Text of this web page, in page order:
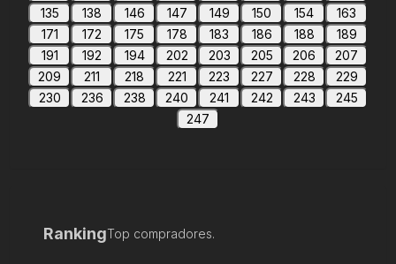
135
138 146 147 149 150 154
163
171
172 175 178 183 186 188
189
191
192 194 202 203 205 206
207
209
211 218 221 223 227 228
229
230
236 238 240 241 242 243
245
247
RankingTop compradores.